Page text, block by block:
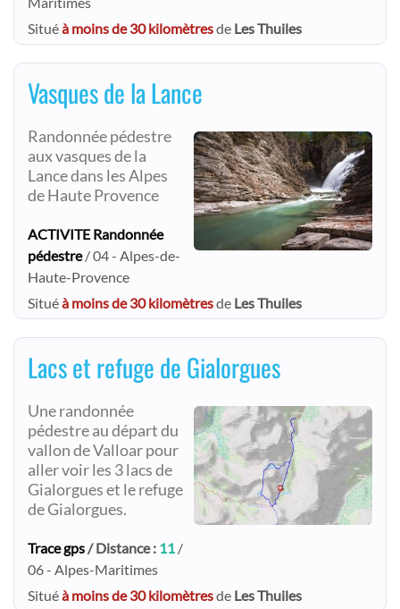
Situéà moins de 30 kilomètresde Les Thuiles
Vasques de la Lance
Randonnée pédestre
aux vasques de la
Lance dans les Alpes
de Haute Provence
ACTIVITE Randonnée
pédestre/ 04 - Alpes-de-
Haute-Provence
Situéà moins de 30 kilomètresde Les Thuiles
Lacs et refuge de Gialorgues
Une randonnée
pédestre au départ du
vallon de Valloar pour
aller voir les 3 lacs de
Gialorgues et le refuge
de Gialorgues.
Trace gps / Distance : 11 /
06 - Alpes-Maritimes
Situéà moins de 30 kilomètresde Les Thuiles